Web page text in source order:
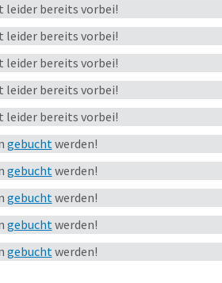
leider bereits vorbei!
leider bereits vorbei!
leider bereits vorbei!
leider bereits vorbei!
leider bereits vorbei!
gebuchtwerden!
gebuchtwerden!
gebuchtwerden!
gebuchtwerden!
gebuchtwerden!